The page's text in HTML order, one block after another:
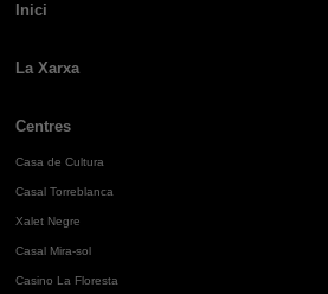
Inici
La Xarxa
Centres
Casa de Cultura
Casal Torreblanca
Xalet Negre
Casal Mira-sol
Casino La Floresta